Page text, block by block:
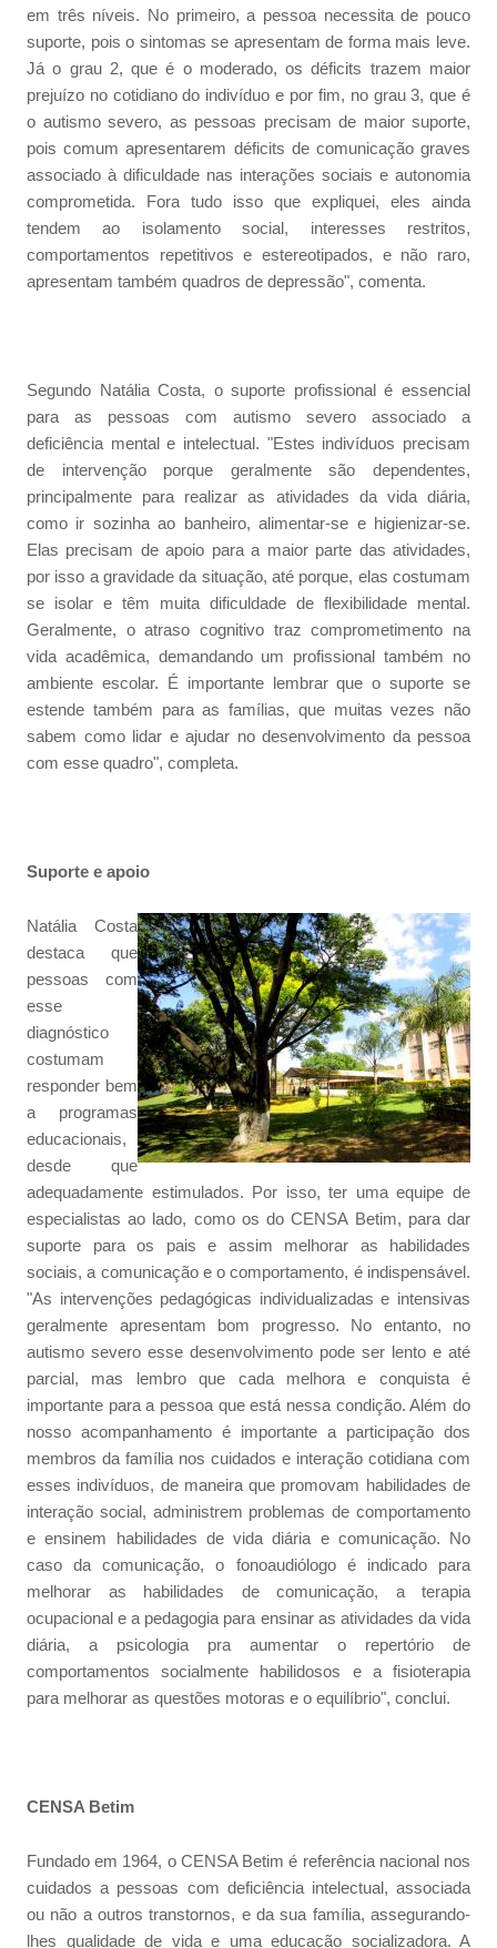
em três níveis. No primeiro, a pessoa necessita de pouco
suporte, pois o sintomas se apresentam de forma mais leve.
Já o grau 2, que é o moderado, os déficits trazem maior
prejuízo no cotidiano do indivíduo e por fim, no grau 3, que é
o autismo severo, as pessoas precisam de maior suporte,
pois comum apresentarem déficits de comunicação graves
associado à dificuldade nas interações sociais e autonomia
comprometida. Fora tudo isso que expliquei, eles ainda
tendem ao isolamento social, interesses restritos,
comportamentos repetitivos e estereotipados, e não raro,
apresentam também quadros de depressão", comenta.
Segundo Natália Costa, o suporte profissional é essencial
para as pessoas com autismo severo associado a
deficiência mental e intelectual. "Estes indivíduos precisam
de intervenção porque geralmente são dependentes,
principalmente para realizar as atividades da vida diária,
como ir sozinha ao banheiro, alimentar-se e higienizar-se.
Elas precisam de apoio para a maior parte das atividades,
por isso a gravidade da situação, até porque, elas costumam
se isolar e têm muita dificuldade de flexibilidade mental.
Geralmente, o atraso cognitivo traz comprometimento na
vida acadêmica, demandando um profissional também no
ambiente escolar. É importante lembrar que o suporte se
estende também para as famílias, que muitas vezes não
sabem como lidar e ajudar no desenvolvimento da pessoa
com esse quadro", completa.
Suporte e apoio
Natália Costa
destaca que
pessoas com
esse
diagnóstico
costumam
responder bem
a programas
educacionais,
desde que
adequadamente estimulados. Por isso, ter uma equipe de
especialistas ao lado, como os do CENSA Betim, para dar
suporte para os pais e assim melhorar as habilidades
sociais, a comunicação e o comportamento, é indispensável.
"As intervenções pedagógicas individualizadas e intensivas
geralmente apresentam bom progresso. No entanto, no
autismo severo esse desenvolvimento pode ser lento e até
parcial, mas lembro que cada melhora e conquista é
importante para a pessoa que está nessa condição. Além do
nosso acompanhamento é importante a participação dos
membros da família nos cuidados e interação cotidiana com
esses indivíduos, de maneira que promovam habilidades de
interação social, administrem problemas de comportamento
e ensinem habilidades de vida diária e comunicação. No
caso da comunicação, o fonoaudiólogo é indicado para
melhorar as habilidades de comunicação, a terapia
ocupacional e a pedagogia para ensinar as atividades da vida
diária, a psicologia pra aumentar o repertório de
comportamentos socialmente habilidosos e a fisioterapia
para melhorar as questões motoras e o equilíbrio", conclui.
CENSA Betim
Fundado em 1964, o CENSA Betim é referência nacional nos
cuidados a pessoas com deficiência intelectual, associada
ou não a outros transtornos, e da sua família, assegurando-
lhes qualidade de vida e uma educação socializadora. A